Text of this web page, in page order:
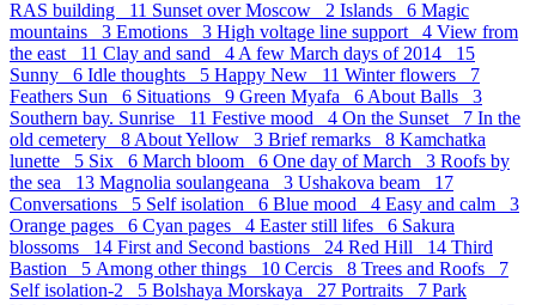
RAS building 11 Sunset over Moscow 2 Islands 6 Magic
mountains 3 Emotions 3 High voltage line support 4 View from
the east 11 Clay and sand 4 A few March days of 2014 15
Sunny 6 Idle thoughts 5 Happy New 11 Winter flowers 7
Feathers Sun 6 Situations 9 Green Myafa 6 About Balls 3
Southern bay. Sunrise 11 Festive mood 4 On the Sunset 7 In the
old cemetery 8 About Yellow 3 Brief remarks 8 Kamchatka
lunette 5 Six 6 March bloom 6 One day of March 3 Roofs by
the sea 13 Magnolia soulangeana 3 Ushakova beam 17
Conversations 5 Self isolation 6 Blue mood 4 Easy and calm 3
Orange pages 6 Cyan pages 4 Easter still lifes 6 Sakura
blossoms 14 First and Second bastions 24 Red Hill 14 Third
Bastion 5 Аmong other things 10 Cercis 8 Trees and Roofs 7
Self isolation-2 5 Bolshaya Morskaya 27 Portraits 7 Park